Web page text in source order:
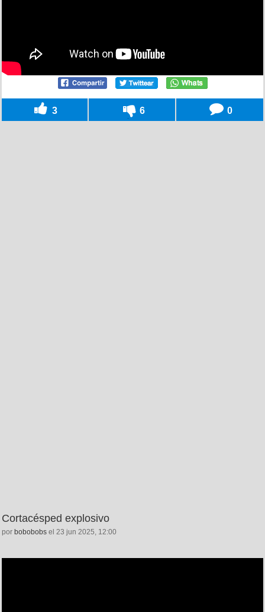
3 6 0
Cortacésped explosivo
por bobobobs el 23 jun 2025, 12:00